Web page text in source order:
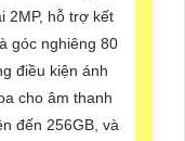
2MP, hỗ trợ kết
góc nghiêng 80
điều kiện ánh
cho âm thanh
đến 256GB, và